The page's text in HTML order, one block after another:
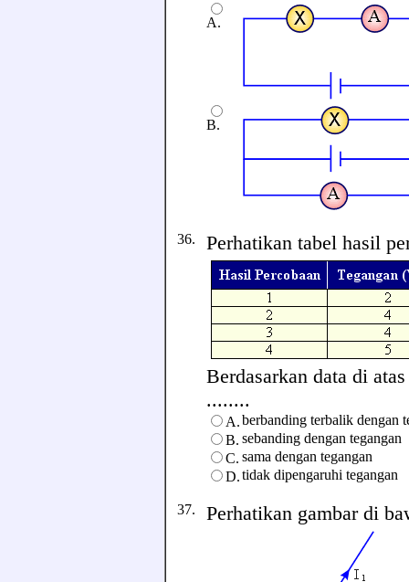
A.
B.
36. Perhatikan tabel hasil
Berdasarkan data di
........
A.berbanding terbalik dengan
B. sebanding dengan tegangan
C. sama dengan tegangan
D.tidak dipengaruhi tegangan
37. Perhatikan gambar di